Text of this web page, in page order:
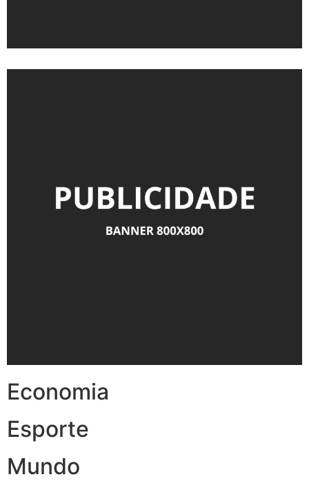
Economia
Esporte
Mundo